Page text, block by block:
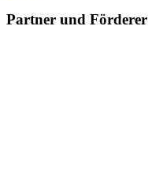
Partner und Förderer